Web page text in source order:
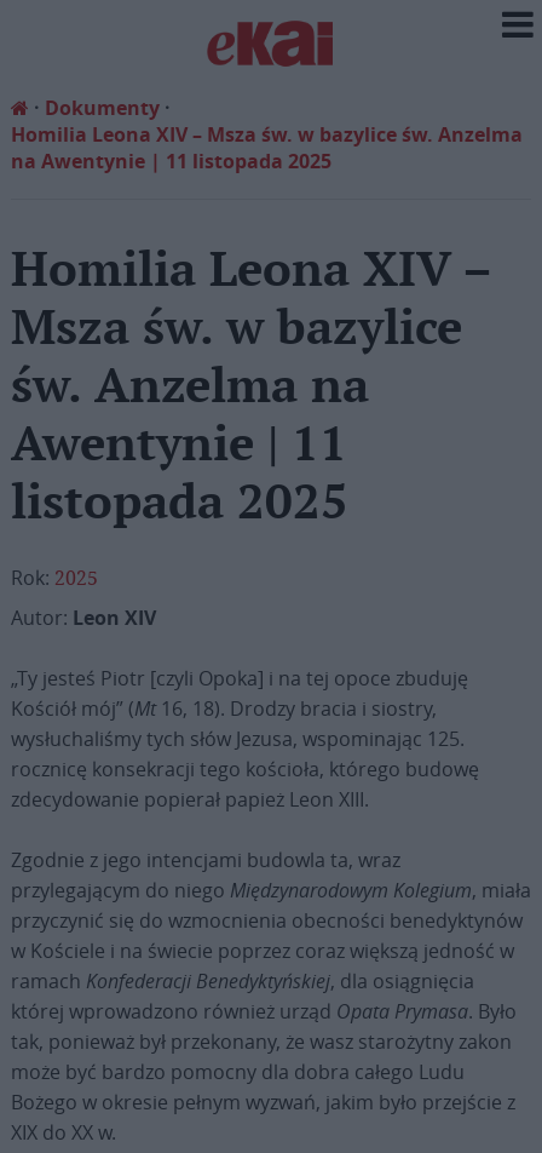
Dokumenty
Homilia Leona XIV – Msza św. w bazylice św. Anzelma
na Awentynie | 11 listopada 2025
Homilia Leona XIV –
Msza św. w bazylice
św. Anzelma na
Awentynie | 11
listopada 2025
Rok: 2025
Autor: Leon XIV
„Ty jesteś Piotr [czyli Opoka] i na tej opoce zbuduję
Kościół mój” (Mt16, 18). Drodzy bracia i siostry,
wysłuchaliśmy tych słów Jezusa, wspominając 125.
rocznicę konsekracji tego kościoła, którego budowę
zdecydowanie popierał papież Leon XIII.
Zgodnie z jego intencjami budowla ta, wraz
przylegającym do niego Międzynarodowym Kolegium, miała
przyczynić się do wzmocnienia obecności benedyktynów
w Kościele i na świecie poprzez coraz większą jedność w
ramach Konfederacji Benedyktyńskiej, dla osiągnięcia
której wprowadzono również urząd Opata Prymasa. Było
tak, ponieważ był przekonany, że wasz starożytny zakon
może być bardzo pomocny dla dobra całego Ludu
Bożego w okresie pełnym wyzwań, jakim było przejście z
XIX do XX w.